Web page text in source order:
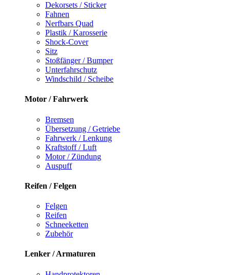
Dekorsets / Sticker
Fahnen
Nerfbars Quad
Plastik / Karosserie
Shock-Cover
Sitz
Stoßfänger / Bumper
Unterfahrschutz
Windschild / Scheibe
Motor / Fahrwerk
Bremsen
Übersetzung / Getriebe
Fahrwerk / Lenkung
Kraftstoff / Luft
Motor / Zündung
Auspuff
Reifen / Felgen
Felgen
Reifen
Schneeketten
Zubehör
Lenker / Armaturen